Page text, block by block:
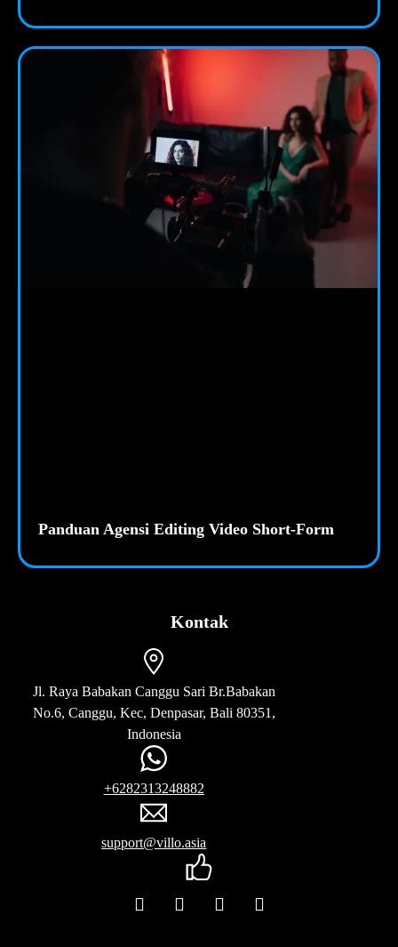
Panduan Agensi Editing Video Short-Form
Kontak
Jl. Raya Babakan Canggu Sari Br.Babakan
No.6, Canggu, Kec, Denpasar, Bali 80351,
Indonesia
+6282313248882
support@villo.asia